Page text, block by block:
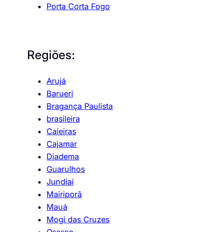
Porta Corta Fogo
Regiões:
Arujá
Barueri
Bragança Paulista
brasileira
Caieiras
Cajamar
Diadema
Guarulhos
Jundiaí
Mairiporã
Mauá
Mogi das Cruzes